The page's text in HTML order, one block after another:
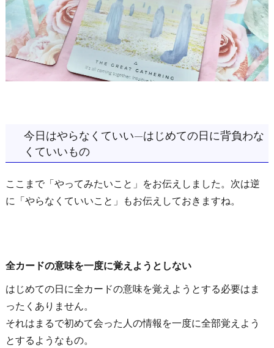
今日はやらなくていい—はじめての日に背負わな
くていいもの
ここまで「やってみたいこと」をお伝えしました。次は逆
に「やらなくていいこと」もお伝えしておきますね。
全カードの意味を一度に覚えようとしない
はじめての日に全カードの意味を覚えようとする必要はま
ったくありません。
それはまるで初めて会った人の情報を一度に全部覚えよう
とするようなもの。